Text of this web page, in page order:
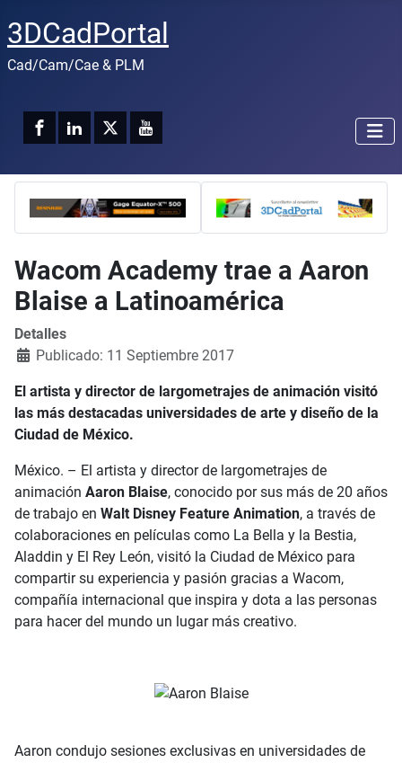
3DCadPortal
Cad/Cam/Cae & PLM
Wacom Academy trae a Aaron
Blaise a Latinoamérica
Detalles
Publicado: 11 Septiembre 2017
El artista y director de largometrajes de animación visitó
las más destacadas universidades de arte y diseño de la
Ciudad de México.
México. – El artista y director de largometrajes de
animación Aaron Blaise, conocido por sus más de 20 años
de trabajo en Walt Disney Feature Animation, a través de
colaboraciones en películas como La Bella y la Bestia,
Aladdin y El Rey León, visitó la Ciudad de México para
compartir su experiencia y pasión gracias a Wacom,
compañía internacional que inspira y dota a las personas
para hacer del mundo un lugar más creativo.
Aaron condujo sesiones exclusivas en universidades de